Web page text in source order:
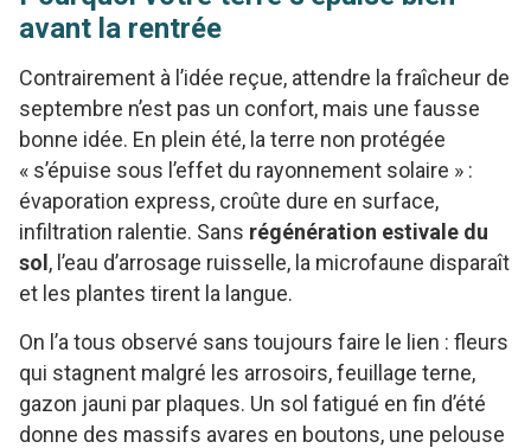
avant la rentrée
Contrairement à l’idée reçue, attendre la fraîcheur de
septembre n’est pas un confort, mais une fausse
bonne idée. En plein été, la terre non protégée
« s’épuise sous l’effet du rayonnement solaire » :
évaporation express, croûte dure en surface,
infiltration ralentie. Sans régénération estivale du
sol, l’eau d’arrosage ruisselle, la microfaune disparaît
et les plantes tirent la langue.
On l’a tous observé sans toujours faire le lien : fleurs
qui stagnent malgré les arrosoirs, feuillage terne,
gazon jauni par plaques. Un sol fatigué en fin d’été
donne des massifs avares en boutons, une pelouse